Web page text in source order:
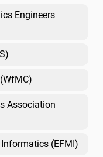
Engineers
Association
(EFMI)